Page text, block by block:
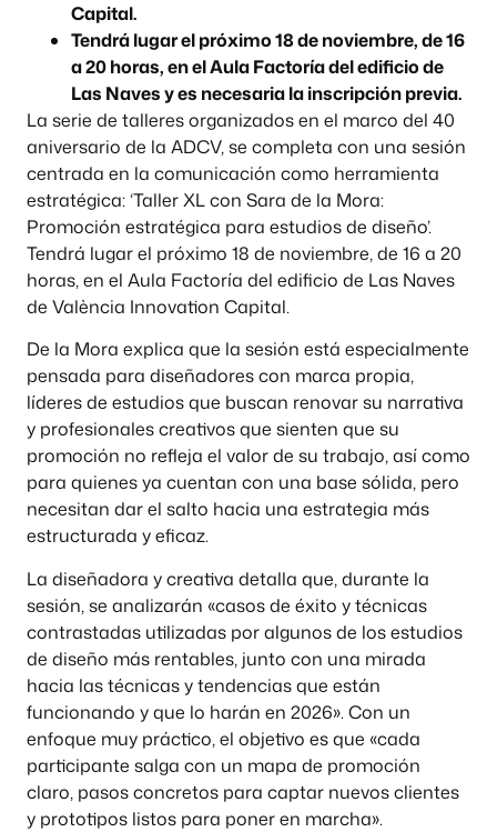
Capital.
Tendrá lugar el próximo 18 de noviembre, de 16
a 20 horas, en el Aula Factoría del edificio de
Las Naves y es necesaria la inscripción previa.
La serie de talleres organizados en el marco del 40
aniversario de la ADCV, se completa con una sesión
centrada en la comunicación como herramienta
estratégica: ‘Taller XL con Sara de la Mora:
Promoción estratégica para estudios de diseño’.
Tendrá lugar el próximo 18 de noviembre, de 16 a 20
horas, en el Aula Factoría del edificio de Las Naves
de València Innovation Capital.
De la Mora explica que la sesión está especialmente
pensada para diseñadores con marca propia,
líderes de estudios que buscan renovar su narrativa
y profesionales creativos que sienten que su
promoción no refleja el valor de su trabajo, así como
para quienes ya cuentan con una base sólida, pero
necesitan dar el salto hacia una estrategia más
estructurada y eficaz.
La diseñadora y creativa detalla que, durante la
sesión, se analizarán «casos de éxito y técnicas
contrastadas utilizadas por algunos de los estudios
de diseño más rentables, junto con una mirada
hacia las técnicas y tendencias que están
funcionando y que lo harán en 2026». Con un
enfoque muy práctico, el objetivo es que «cada
participante salga con un mapa de promoción
claro, pasos concretos para captar nuevos clientes
y prototipos listos para poner en marcha».